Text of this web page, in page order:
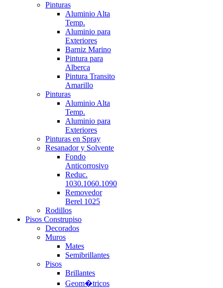
Pinturas
Aluminio Alta
Temp.
Aluminio para
Exteriores
Barniz Marino
Pintura para
Alberca
Pintura Transito
Amarillo
Pinturas
Aluminio Alta
Temp.
Aluminio para
Exteriores
Pinturas en Spray
Resanador y Solvente
Fondo
Anticorrosivo
Reduc.
1030.1060.1090
Removedor
Berel 1025
Rodillos
Pisos Construpiso
Decorados
Muros
Mates
Semibrillantes
Pisos
Brillantes
Geom�tricos